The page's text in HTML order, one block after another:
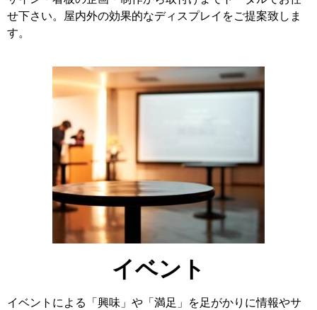
せ下さい。屋内外の効果的なディスプレイをご提案致しま
す。
イベント
イベントによる「興味」や「満足」を足がかりに情報やサ